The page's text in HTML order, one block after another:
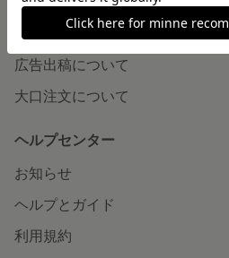
企業の方へ
広告出稿について
大口注文について
ヘルプセンター
お知らせ
ヘルプとガイド
利用規約